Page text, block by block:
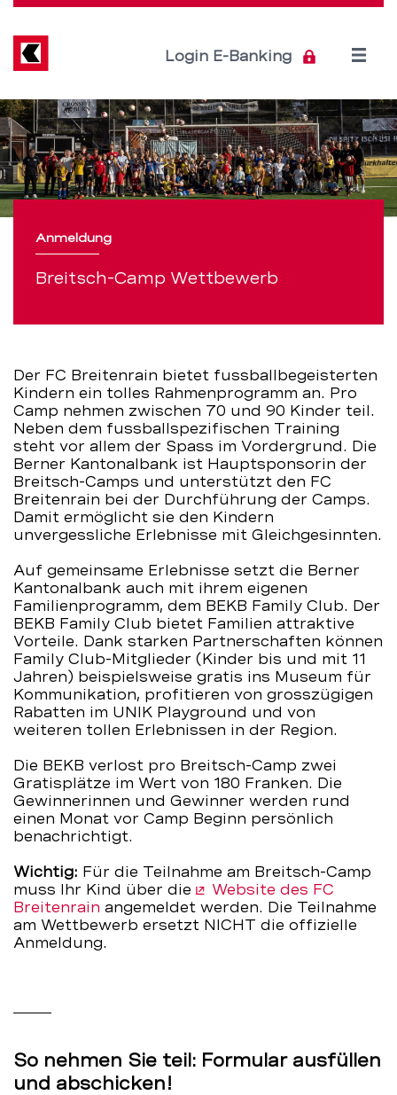
Breitsch-
Camp
Wettbewerb
BEKB
Direkt
Inhalt
Login E-Banking
Open
Servicenavigation
Anmeldung
Breitsch-Camp Wettbewerb
Der FC Breitenrain bietet fussballbegeisterten
Kindern ein tolles Rahmenprogramm an. Pro
Camp nehmen zwischen 70 und 90 Kinder teil.
Neben dem fussballspezifischen Training
steht vor allem der Spass im Vordergrund. Die
Berner Kantonalbank ist Hauptsponsorin der
Breitsch-Camps und unterstützt den FC
Breitenrain bei der Durchführung der Camps.
Damit ermöglicht sie den Kindern
unvergessliche Erlebnisse mit Gleichgesinnten.
Auf gemeinsame Erlebnisse setzt die Berner
Kantonalbank auch mit ihrem eigenen
Familienprogramm, dem BEKB Family Club. Der
BEKB Family Club bietet Familien attraktive
Vorteile. Dank starken Partnerschaften können
Family Club-Mitglieder (Kinder bis und mit 11
Jahren) beispielsweise gratis ins Museum für
Kommunikation, profitieren von grosszügigen
Rabatten im UNIK Playground und von
weiteren tollen Erlebnissen in der Region.
Die BEKB verlost pro Breitsch-Camp zwei
Gratisplätze im Wert von 180 Franken. Die
Gewinnerinnen und Gewinner werden rund
einen Monat vor Camp Beginn persönlich
benachrichtigt.
Wichtig: Für die Teilnahme am Breitsch-Camp
muss Ihr Kind über die
Website des FC
Breitenrain angemeldet werden. Die Teilnahme
am Wettbewerb ersetzt NICHT die offizielle
Anmeldung.
So nehmen Sie teil: Formular ausfüllen
und abschicken!